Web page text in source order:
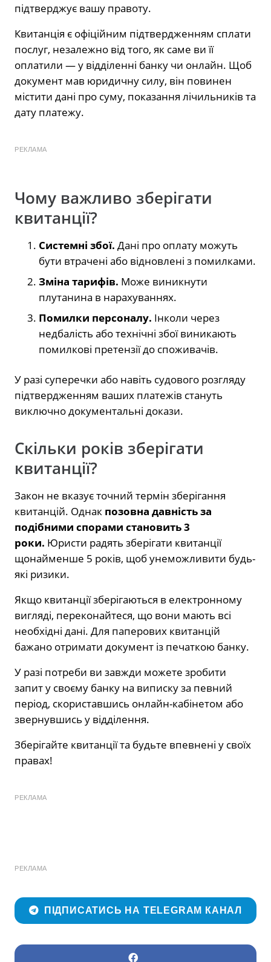
підтверджує вашу правоту.
Квитанція є офіційним підтвердженням сплати
послуг, незалежно від того, як саме ви її
оплатили — у відділенні банку чи онлайн. Щоб
документ мав юридичну силу, він повинен
містити дані про суму, показання лічильників та
дату платежу.
РЕКЛАМА
Чому важливо зберігати
квитанції?
Системні збої. Дані про оплату можуть
бути втрачені або відновлені з помилками.
Зміна тарифів. Може виникнути
плутанина в нарахуваннях.
Помилки персоналу. Інколи через
недбалість або технічні збої виникають
помилкові претензії до споживачів.
У разі суперечки або навіть судового розгляду
підтвердженням ваших платежів стануть
виключно документальні докази.
Скільки років зберігати
квитанції?
Закон не вказує точний термін зберігання
квитанцій. Однак позовна давність за
подібними спорами становить 3
роки. Юристи радять зберігати квитанції
щонайменше 5 років, щоб унеможливити будь-
які ризики.
Якщо квитанції зберігаються в електронному
вигляді, переконайтеся, що вони мають всі
необхідні дані. Для паперових квитанцій
бажано отримати документ із печаткою банку.
У разі потреби ви завжди можете зробити
запит у своєму банку на виписку за певний
період, скориставшись онлайн-кабінетом або
звернувшись у відділення.
Зберігайте квитанції та будьте впевнені у своїх
правах!
РЕКЛАМА
РЕКЛАМА
ПІДПИСАТИСЬ НА TELEGRAM КАНАЛ